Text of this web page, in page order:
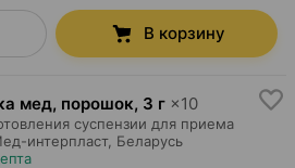
В корзину
мед, порошок, 3 г ×10
суспензии для приема
интерпласт, Беларусь